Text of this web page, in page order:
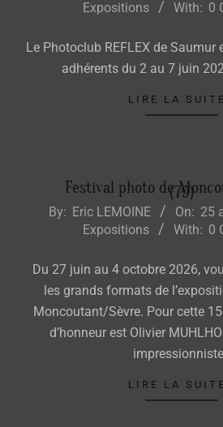
Expositions
With: 0
Le Photoclub REFLEX de Saumur
adhérents du 2 au 7 juin
LIRE LA
Festival photo de(79)
2026-By: Eric LEMOINE On: 25
Expositions
With: 0
Du 27 juin au 4 octobre 2026,
les grands formats de
Moncoutant/Sèvre. Pour cette
d’honneur est Olivier
LIRE LA